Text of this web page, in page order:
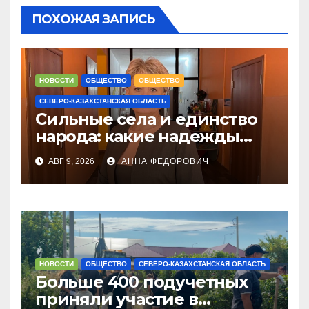
ПОХОЖАЯ ЗАПИСЬ
НОВОСТИ ОБЩЕСТВО ОБЩЕСТВО
СЕВЕРО-КАЗАХСТАНСКАЯ ОБЛАСТЬ
Сильные села и единство
народа: какие надежды
связывают с новым
Курултаем жители СКО
АВГ 9, 2026 АННА ФЕДОРОВИЧ
НОВОСТИ ОБЩЕСТВО СЕВЕРО-КАЗАХСТАНСКАЯ ОБЛАСТЬ
Больше 400 подучетных
приняли участие в